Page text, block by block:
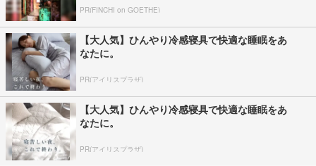
PR(FINCHI on GOETHE)
【大人気】ひんやり冷感寝具で快適な睡眠をあ
なたに。
PR(アイリスプラザ)
【大人気】ひんやり冷感寝具で快適な睡眠をあ
なたに。
PR(アイリスプラザ)